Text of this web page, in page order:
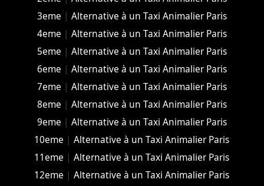
3eme | Alternative à un Taxi Animalier Paris
4eme | Alternative à un Taxi Animalier Paris
5eme | Alternative à un Taxi Animalier Paris
6eme | Alternative à un Taxi Animalier Paris
7eme | Alternative à un Taxi Animalier Paris
8eme | Alternative à un Taxi Animalier Paris
9eme | Alternative à un Taxi Animalier Paris
10eme |Alternative à un Taxi Animalier Paris
11eme |Alternative à un Taxi Animalier Paris
12eme |Alternative à un Taxi Animalier Paris